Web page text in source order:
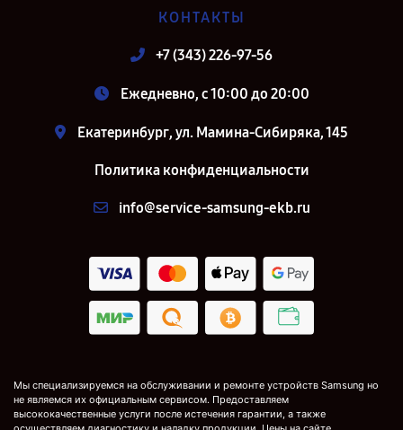
КОНТАКТЫ
+7 (343) 226-97-56
Ежедневно, с 10:00 до 20:00
Екатеринбург, ул. Мамина-Сибиряка, 145
Политика конфиденциальности
info@service-samsung-ekb.ru
Мы специализируемся на обслуживании и ремонте устройств Samsung но
не являемся их официальным сервисом. Предоставляем
высококачественные услуги после истечения гарантии, а также